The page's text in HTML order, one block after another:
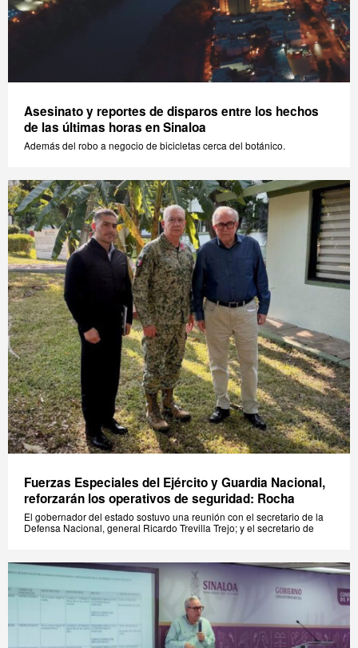
Asesinato y reportes de disparos entre los hechos
de las últimas horas en Sinaloa
Además del robo a negocio de bicicletas cerca del botánico.
Fuerzas Especiales del Ejército y Guardia Nacional,
reforzarán los operativos de seguridad: Rocha
El gobernador del estado sostuvo una reunión con el secretario de la
Defensa Nacional, general Ricardo Trevilla Trejo; y el secretario de